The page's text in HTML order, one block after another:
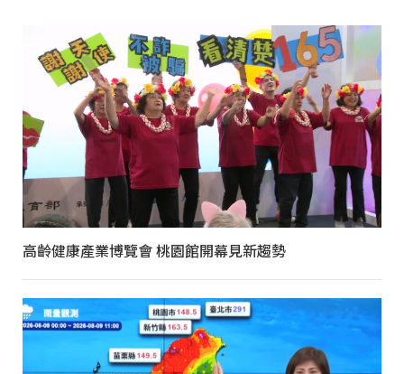
高齡健康產業博覽會 桃園館開幕見新趨勢